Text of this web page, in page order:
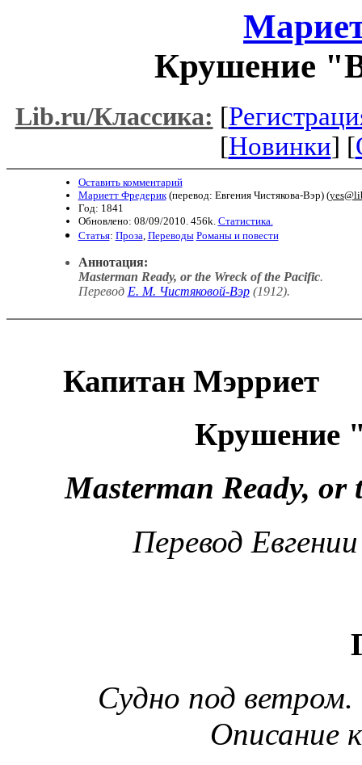
Крушение
Lib.ru/Классика: [
[Новинки] [
Оставить комментарий
Мариетт Фредерик(перевод: Евгения Чистякова-Вэр) (
Год: 1841
Обновлено: 08/09/2010. 456k. Статистика.
Статья: Проза Переводы Романы и повести
Аннотация:
Masterman Ready, or the Wreck of the Pacific.
Перевод Е. М. Чистяковой-Вэр(1912).
Капитан Мэрриет
Крушение
Masterman Ready, or
Перевод
Судно под
Описание